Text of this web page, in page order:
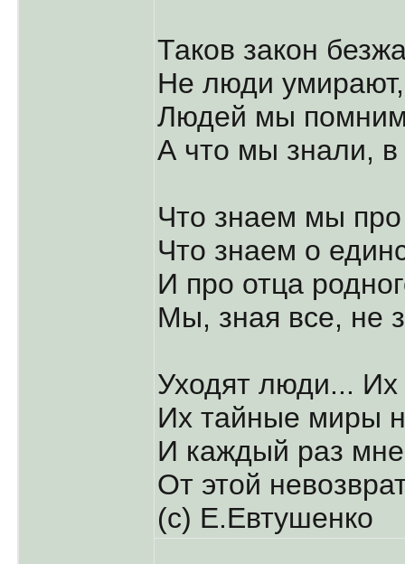
Таков закон
Не люди
Людей мы
А что мы знали,
Что знаем мы про
Что знаем о
И про отца
Мы, зная все, не
Уходят люди... Их
Их тайные миры
И каждый раз мне
От этой
(с) Е.Евтушенко